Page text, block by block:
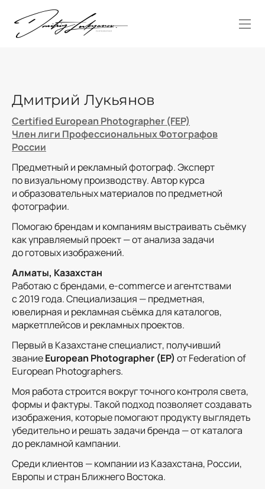
Дмитрий Лукьянов
Certified European Photographer (FEP)
Член лиги Профессиональных Фотографов
России
Предметный и рекламный фотограф. Эксперт
по визуальному производству. Автор курса
и образовательных материалов по предметной
фотографии.
Помогаю брендам и компаниям выстраивать съёмку
как управляемый проект — от анализа задачи
до готовых изображений.
Алматы, Казахстан
Работаю с брендами, e-commerce и агентствами
с 2019 года. Специализация — предметная,
ювелирная и рекламная съёмка для каталогов,
маркетплейсов и рекламных проектов.
Первый в Казахстане специалист, получивший
званиеEuropean Photographer (EP) от Federation of
European Photographers.
Моя работа строится вокруг точного контроля света,
формы и фактуры. Такой подход позволяет создавать
изображения, которые помогают продукту выглядеть
убедительно и решать задачи бренда — от каталога
до рекламной кампании.
Среди клиентов — компании из Казахстана, России,
Европы и стран Ближнего Востока.